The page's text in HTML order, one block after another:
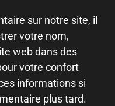
sur notre site, il
votre nom,
web dans des
votre confort
informations si
plus tard.